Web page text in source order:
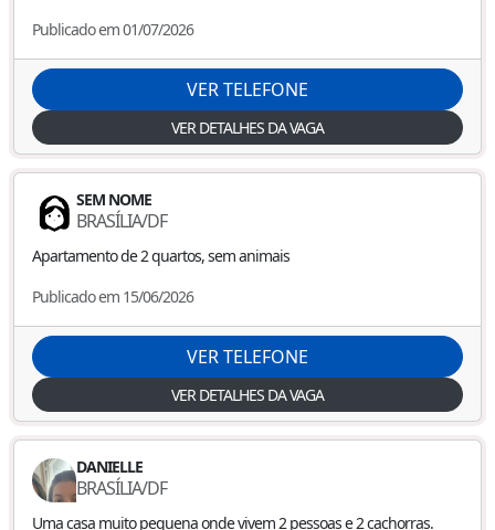
Publicado em 01/07/2026
VER TELEFONE
VER DETALHES DA VAGA
SEM NOME
BRASÍLIA/DF
Apartamento de 2 quartos, sem animais
Publicado em 15/06/2026
VER TELEFONE
VER DETALHES DA VAGA
DANIELLE
BRASÍLIA/DF
Uma casa muito pequena onde vivem 2 pessoas e 2 cachorras.